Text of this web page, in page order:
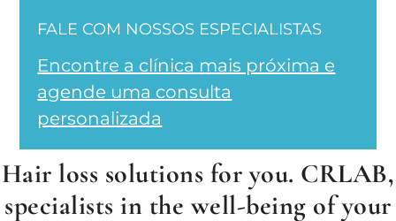
FALE COM NOSSOS ESPECIALISTAS
Encontre a clínica mais próxima e
agende uma consulta
personalizada
Hair loss solutions for you. CRLAB,
specialists in the well-being of your